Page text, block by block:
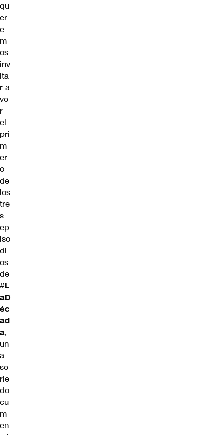
qu
er
e
m
os
inv
ita
r a
ve
r
el
pri
m
er
o
de
los
tre
s
ep
iso
di
os
de
#L
aD
éc
ad
a,
un
a
se
rie
do
cu
m
en